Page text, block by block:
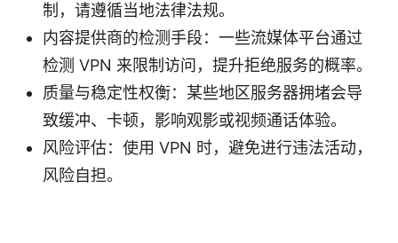
制，请遵循当地法律法规。
内容提供商的检测手段：一些流媒体平台通过
检测 VPN 来限制访问，提升拒绝服务的概率。
质量与稳定性权衡：某些地区服务器拥堵会导
致缓冲、卡顿，影响观影或视频通话体验。
风险评估：使用 VPN 时，避免进行违法活动，
风险自担。